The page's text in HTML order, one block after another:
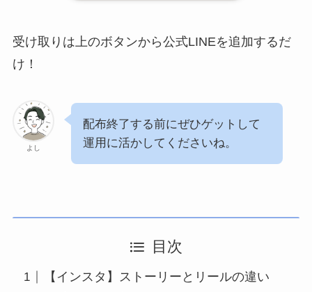
受け取りは上のボタンから公式LINEを追加するだ
け！
よし
配布終了する前にぜひゲットして
運用に活かしてくださいね。
目次
【インスタ】ストーリーとリールの違い